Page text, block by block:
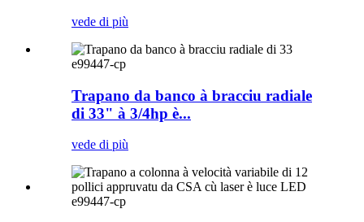
vede di più
e99447-cp
Trapano da banco à bracciu radiale
di 33" à 3/4hp è...
vede di più
e99447-cp